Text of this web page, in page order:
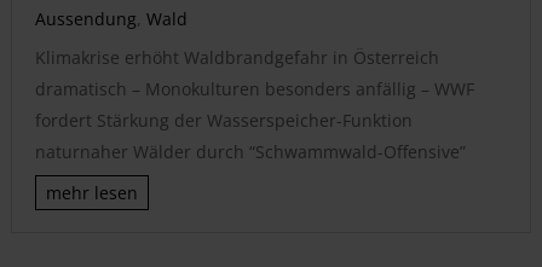
Aussendung, Wald
Klimakrise erhöht Waldbrandgefahr in Österreich
dramatisch – Monokulturen besonders anfällig – WWF
fordert Stärkung der Wasserspeicher-Funktion
naturnaher Wälder durch “Schwammwald-Offensive”
mehr lesen